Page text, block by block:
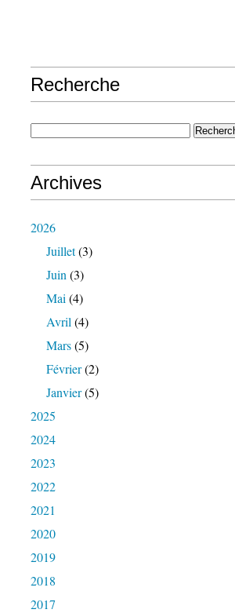
Recherche
Archives
2026
Juillet(3)
Juin (3)
Mai (4)
Avril (4)
Mars(5)
Février(2)
Janvier(5)
2025
2024
2023
2022
2021
2020
2019
2018
2017